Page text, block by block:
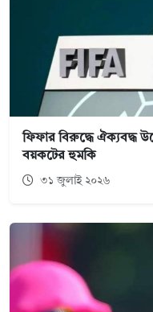
ফিফার বিরুদ্ধে ঐক্যবদ্ধ
বয়কটের হুমকি
৩১ জুলাই ২০২৬